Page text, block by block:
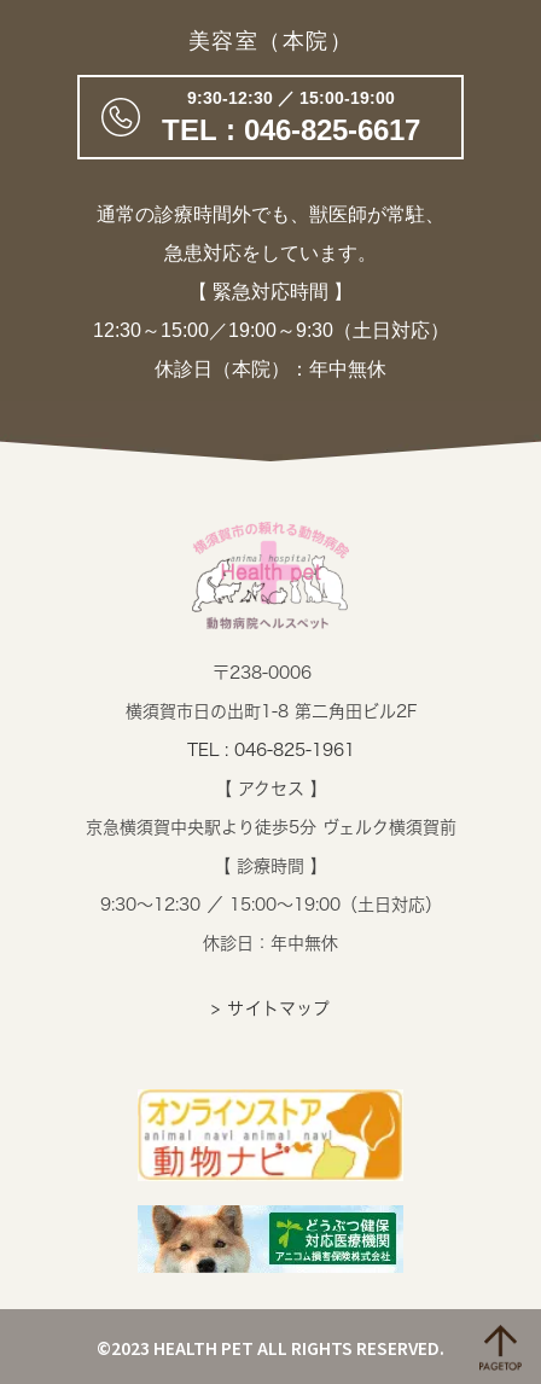
美容室（本院）
9:30-12:30 ／ 15:00-19:00
TEL : 046-825-6617
通常の診療時間外でも、獣医師が常駐、
急患対応をしています。
【 緊急対応時間 】
12:30～15:00／19:00～9:30（土日対応）
休診日（本院）：年中無休
〒238-0006
横須賀市日の出町1-8 第二角田ビル2F
TEL : 046-825-1961
【 アクセス 】
京急横須賀中央駅より徒歩5分 ヴェルク横須賀前
【 診療時間 】
9:30～12:30 ／ 15:00～19:00（土日対応）
休診日：年中無休
> サイトマップ
©2023 HEALTH PET ALL RIGHTS RESERVED.